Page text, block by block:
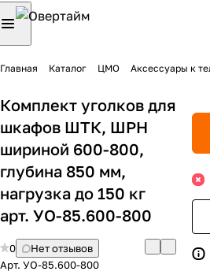
Главная Каталог ЦМО Аксессуары к
Комплект уголков для
шкафов ШТК, ШРН
шириной 600-800,
глубина 850 мм,
нагрузка до 150 кг
арт. УО-85.600-800
0
Нет отзывов
Арт. УО-85.600-800